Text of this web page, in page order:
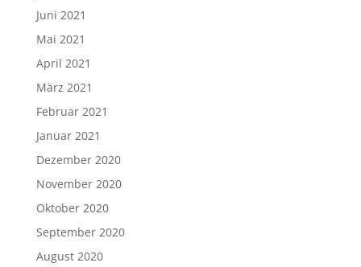
Juni 2021
Mai 2021
April 2021
März 2021
Februar 2021
Januar 2021
Dezember 2020
November 2020
Oktober 2020
September 2020
August 2020